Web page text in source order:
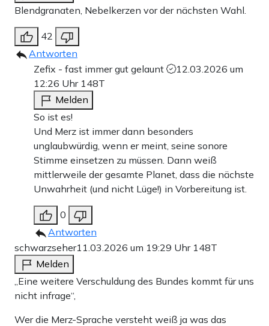
Blendgranaten, Nebelkerzen vor der nächsten Wahl.
42
Antworten
Zefix - fast immer gut gelaunt
12.03.2026 um
12:26 Uhr 148T
Melden
So ist es!
Und Merz ist immer dann besonders
unglaubwürdig, wenn er meint, seine sonore
Stimme einsetzen zu müssen. Dann weiß
mittlerweile der gesamte Planet, dass die nächste
Unwahrheit (und nicht Lüge!) in Vorbereitung ist.
0
Antworten
schwarzseher11.03.2026 um 19:29 Uhr 148T
Melden
„Eine weitere Verschuldung des Bundes kommt für uns
nicht infrage“,
Wer die Merz-Sprache versteht weiß ja was das